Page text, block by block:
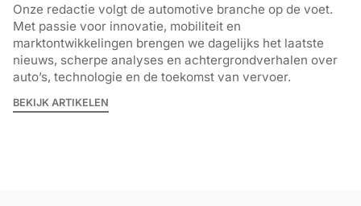
Onze redactie volgt de automotive branche op de voet.
Met passie voor innovatie, mobiliteit en
marktontwikkelingen brengen we dagelijks het laatste
nieuws, scherpe analyses en achtergrondverhalen over
auto’s, technologie en de toekomst van vervoer.
BEKIJK ARTIKELEN